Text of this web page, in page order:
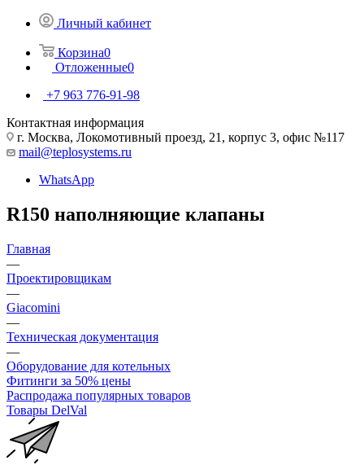
Личный кабинет
Корзина0
Отложенные0
+7 963 776-91-98
Контактная информация
г. Москва, Локомотивный проезд, 21, корпус 3, офис №117
mail@teplosystems.ru
WhatsApp
R150 наполняющие клапаны
Главная
—
Проектировщикам
—
Giacomini
—
Техническая документация
—
Оборудование для котельных
Фитинги за 50% цены
Распродажа популярных товаров
Товары DelVal